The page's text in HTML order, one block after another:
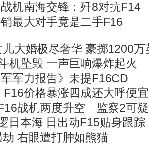
机南海交锋：歼8对抗F14
最大对手竟是二手F16
大婚极尽奢华 豪掷1200万
机坠毁 一声巨响爆炸起火
军力报告》未提F16CD
F16价格暴涨四成还大呼便宜
战机两度升空 监察2可
日本海 日出动F15贴身跟踪
右眼遭打肿如熊猫